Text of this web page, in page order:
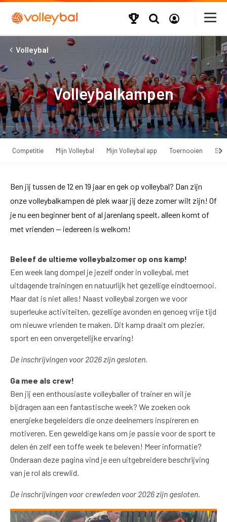
Volleybal
Volleybalkampen
Competitie Mijn Volleybal Mijn Volleybal app Toernooien
Ben jij tussen de 12 en 19 jaar en gek op volleybal? Dan zijn
onze volleybalkampen dé plek waar jij deze zomer wilt zijn! Of
je nu een beginner bent of al jarenlang speelt, alleen komt of
met vrienden — iedereen is welkom!
Beleef de ultieme volleybalzomer op ons kamp!
Een week lang dompel je jezelf onder in volleybal, met
uitdagende trainingen en natuurlijk het gezellige eindtoernooi.
Maar dat is niet alles! Naast volleybal zorgen we voor
superleuke activiteiten, gezellige avonden en genoeg vrije tijd
om nieuwe vrienden te maken. Dit kamp draait om plezier,
sport en een onvergetelijke ervaring!
De inschrijvingen voor 2026 zijn gesloten.
Ga mee als crew!
Ben jij een enthousiaste volleyballer of trainer en wil je
bijdragen aan een fantastische week? We zoeken ook
energieke begeleiders die onze deelnemers inspireren en
motiveren. Een geweldige kans om je passie voor de sport te
delen én zelf een toffe week te beleven! Meer informatie?
Onderaan deze pagina vind je een uitgebreidere beschrijving
van je rol als crewlid.
De inschrijvingen voor crewleden voor 2026 zijn gesloten.